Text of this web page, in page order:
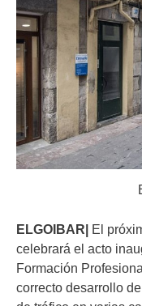
ELGOIBAR| El
celebrará el acto
Formación
correcto desarrollo